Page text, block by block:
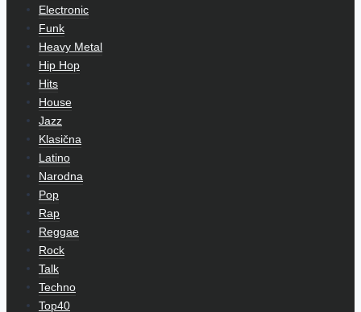
Electronic
Funk
Heavy Metal
Hip Hop
Hits
House
Jazz
Klasična
Latino
Narodna
Pop
Rap
Reggae
Rock
Talk
Techno
Top40